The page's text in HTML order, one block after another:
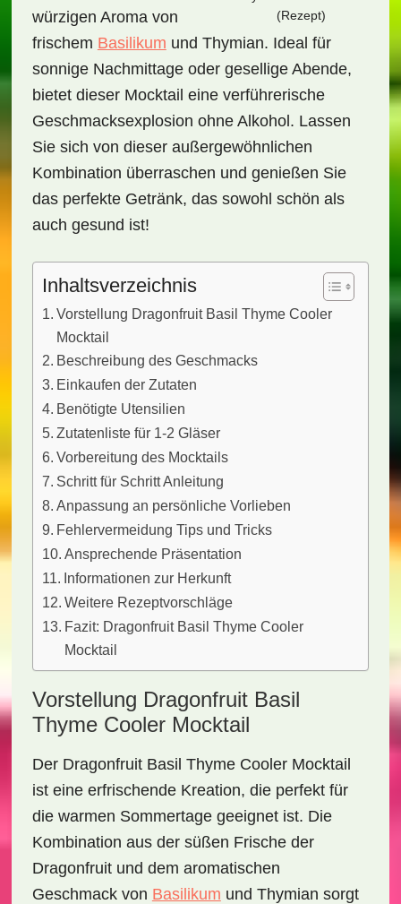
(Rezept)
würzigen Aroma von
frischem Basilikum und Thymian. Ideal für
sonnige Nachmittage oder gesellige Abende,
bietet dieser Mocktail eine verführerische
Geschmacksexplosion ohne Alkohol. Lassen
Sie sich von dieser außergewöhnlichen
Kombination überraschen und genießen Sie
das perfekte Getränk, das sowohl schön als
auch gesund ist!
Inhaltsverzeichnis
Vorstellung Dragonfruit Basil Thyme Cooler
Mocktail
Beschreibung des Geschmacks
Einkaufen der Zutaten
Benötigte Utensilien
Zutatenliste für 1-2 Gläser
Vorbereitung des Mocktails
Schritt für Schritt Anleitung
Anpassung an persönliche Vorlieben
Fehlervermeidung Tips und Tricks
Ansprechende Präsentation
Informationen zur Herkunft
Weitere Rezeptvorschläge
Fazit: Dragonfruit Basil Thyme Cooler
Mocktail
Vorstellung Dragonfruit Basil
Thyme Cooler Mocktail
Der Dragonfruit Basil Thyme Cooler Mocktail
ist eine erfrischende Kreation, die perfekt für
die warmen Sommertage geeignet ist. Die
Kombination aus der süßen Frische der
Dragonfruitund dem aromatischen
Geschmack von Basilikum und Thymian sorgt